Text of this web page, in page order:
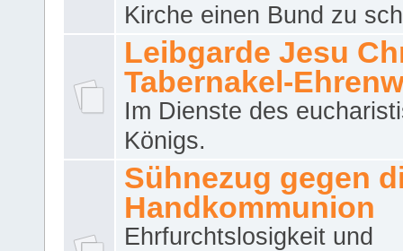
Kirche einen Bund zu
Leibgarde Jesu
Tabernakel-
Im Dienste des
Königs.
Sühnezug gegen
Handkommunion
Ehrfurchtslosigkeit und